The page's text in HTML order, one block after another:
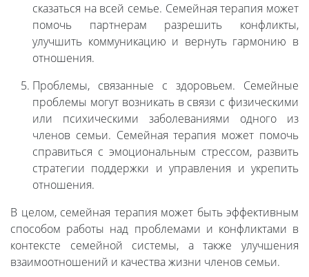
сказаться на всей семье. Семейная терапия может
помочь партнерам разрешить конфликты,
улучшить коммуникацию и вернуть гармонию в
отношения.
Проблемы, связанные с здоровьем. Семейные
проблемы могут возникать в связи с физическими
или психическими заболеваниями одного из
членов семьи. Семейная терапия может помочь
справиться с эмоциональным стрессом, развить
стратегии поддержки и управления и укрепить
отношения.
В целом, семейная терапия может быть эффективным
способом работы над проблемами и конфликтами в
контексте семейной системы, а также улучшения
взаимоотношений и качества жизни членов семьи.